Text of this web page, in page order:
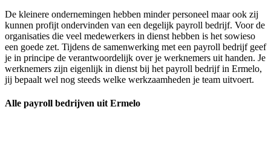
De kleinere ondernemingen hebben minder personeel maar ook zij
kunnen profijt ondervinden van een degelijk payroll bedrijf. Voor de
organisaties die veel medewerkers in dienst hebben is het sowieso
een goede zet. Tijdens de samenwerking met een payroll bedrijf geef
je in principe de verantwoordelijk over je werknemers uit handen. Je
werknemers zijn eigenlijk in dienst bij het payroll bedrijf in Ermelo,
jij bepaalt wel nog steeds welke werkzaamheden je team uitvoert.
Alle payroll bedrijven uit Ermelo